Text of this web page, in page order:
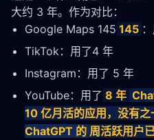
大约 3 年。作为对比：
Google Maps 145 145
TikTok：用了4 年
Instagram：用了 5 年
YouTube：用了 8 年
10 亿月活的应用，没有之
ChatGPT 的 周活跃用户